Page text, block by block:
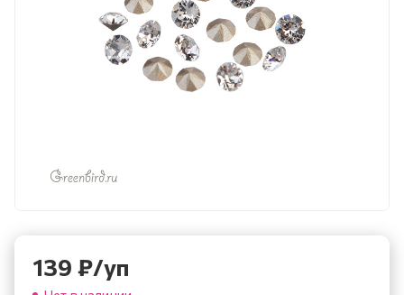
139 ₽/уп